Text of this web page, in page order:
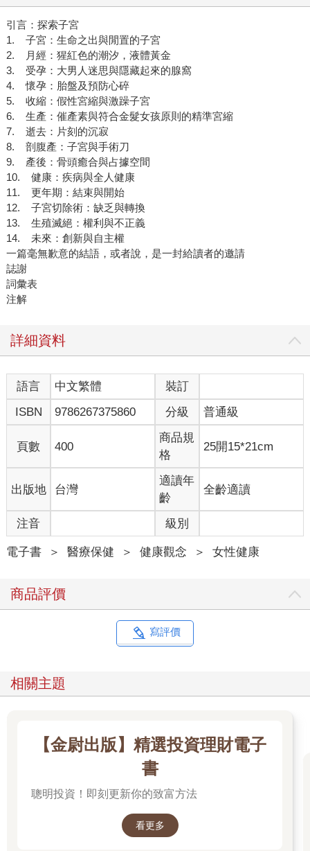
引言：探索子宮
1. 子宮：生命之出與閒置的子宮
2. 月經：猩紅色的潮汐，液體黃金
3. 受孕：大男人迷思與隱藏起來的腺窩
4. 懷孕：胎盤及預防心碎
5. 收縮：假性宮縮與激躁子宮
6. 生產：催產素與符合金髮女孩原則的精準宮縮
7. 逝去：片刻的沉寂
8. 剖腹產：子宮與手術刀
9. 產後：骨頭癒合與占據空間
10. 健康：疾病與全人健康
11. 更年期：結束與開始
12. 子宮切除術：缺乏與轉換
13. 生殖滅絕：權利與不正義
14. 未來：創新與自主權
一篇毫無歉意的結語，或者說，是一封給讀者的邀請
誌謝
詞彙表
注解
詳細資料
語言 中文繁體
裝訂
ISBN
9786267375860 分級 普通級
頁數 400
商品規
格
25開15*21cm
出版地 台灣
適讀年
齡
全齡適讀
注音 級別
電子書 ＞ 醫療保健 ＞ 健康觀念 ＞ 女性健康
商品評價
寫評價
相關主題
【金尉出版】精選投資理財電子
書
聰明投資！即刻更新你的致富方法
看更多